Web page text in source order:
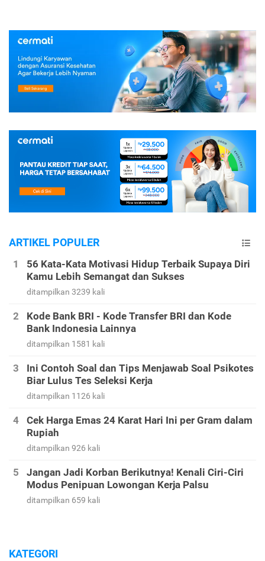
ARTIKEL POPULER
56 Kata-Kata Motivasi Hidup Terbaik Supaya Diri
Kamu Lebih Semangat dan Sukses
ditampilkan 3239 kali
Kode Bank BRI - Kode Transfer BRI dan Kode
Bank Indonesia Lainnya
ditampilkan 1581 kali
Ini Contoh Soal dan Tips Menjawab Soal Psikotes
Biar Lulus Tes Seleksi Kerja
ditampilkan 1126 kali
Cek Harga Emas 24 Karat Hari Ini per Gram dalam
Rupiah
ditampilkan 926 kali
Jangan Jadi Korban Berikutnya! Kenali Ciri-Ciri
Modus Penipuan Lowongan Kerja Palsu
ditampilkan 659 kali
KATEGORI